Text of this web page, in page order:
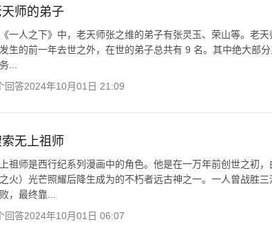
师的弟子
一人之下》中，老天师张之维的弟子有张灵玉、荣山等。老
生的前一年去世之外，在世的弟子总共有 9 名。其中绝大部
...
回答2024年10月01日 21:09
无上祖师
祖师是西行纪系列漫画中的角色。他是在一万年前创世之初
火）光芒照耀后降生成为的不朽者远古神之一。一人曾战胜
，最终靠...
回答2024年10月01日 06:07